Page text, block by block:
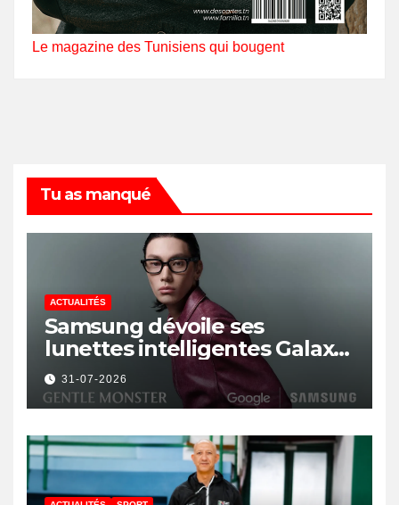
Le magazine des Tunisiens qui bougent
Tu as manqué
ACTUALITÉS
Samsung dévoile ses
lunettes intelligentes Galaxy
avec IA et Gemini
31-07-2026